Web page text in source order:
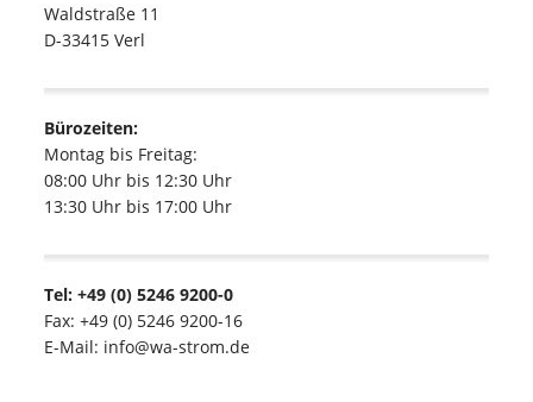
Waldstraße 11
D-33415 Verl
Bürozeiten:
Montag bis Freitag:
08:00 Uhr bis 12:30 Uhr
13:30 Uhr bis 17:00 Uhr
Tel: +49 (0) 5246 9200-0
Fax: +49 (0) 5246 9200-16
E-Mail: info@wa-strom.de